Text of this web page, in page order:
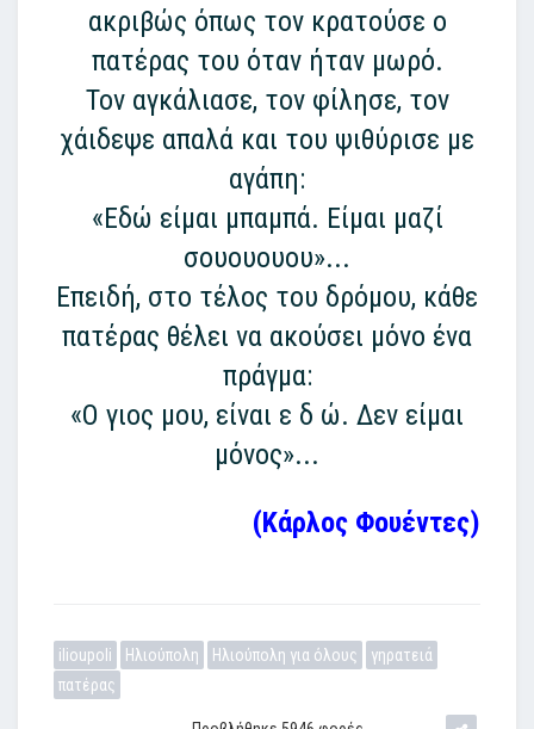
ακριβώς όπως τον κρατούσε ο
πατέρας του όταν ήταν μωρό.
Τον αγκάλιασε, τον φίλησε, τον
χάιδεψε απαλά και του ψιθύρισε με
αγάπη:
«Εδώ είμαι μπαμπά. Είμαι μαζί
σουουουου»...
Επειδή, στο τέλος του δρόμου, κάθε
πατέρας θέλει να ακούσει μόνο ένα
πράγμα:
«Ο γιος μου, είναι ε δ ώ. Δεν είμαι
μόνος»...
(Κάρλος Φουέντες)
ilioupoli Ηλιούπολη Ηλιούπολη για όλους
γηρατειά
πατέρας